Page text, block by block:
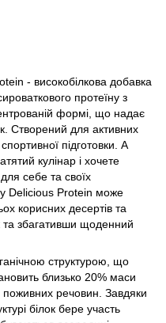
- високобілкова добавка
протеїну з
формі, що надає
Створений для активних
підготовки. А
кулінар і хочете
себе та своїх
Delicious Protein може
корисних десертів та
та збагативши щоденний
структурою, що
близько 20% маси
поживних речовин. Завдяки
білок бере участь